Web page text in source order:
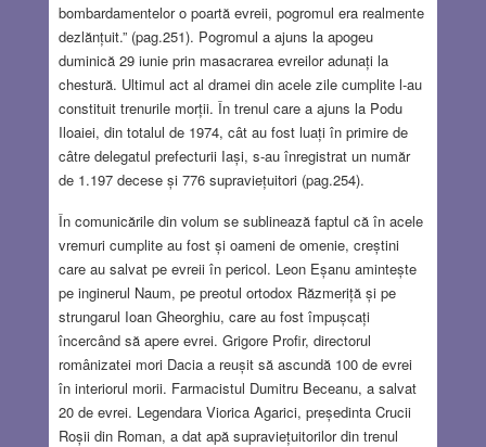
bombardamentelor o poartă evreii, pogromul era realmente
dezlănțuit.” (pag.251). Pogromul a ajuns la apogeu
duminică 29 iunie prin masacrarea evreilor adunați la
chestură. Ultimul act al dramei din acele zile cumplite l-au
constituit trenurile morții. În trenul care a ajuns la Podu
Iloaiei, din totalul de 1974, cât au fost luați în primire de
câtre delegatul prefecturii Iași, s-au înregistrat un număr
de 1.197 decese și 776 supraviețuitori (pag.254).
În comunicările din volum se sublinează faptul că în acele
vremuri cumplite au fost și oameni de omenie, creștini
care au salvat pe evreii în pericol. Leon Eșanu amintește
pe inginerul Naum, pe preotul ortodox Răzmeriță și pe
strungarul Ioan Gheorghiu, care au fost împușcați
încercând să apere evrei. Grigore Profir, directorul
românizatei mori Dacia a reușit să ascundă 100 de evrei
în interiorul morii. Farmacistul Dumitru Beceanu, a salvat
20 de evrei. Legendara Viorica Agarici, președinta Crucii
Roșii din Roman, a dat apă supraviețuitorilor din trenul